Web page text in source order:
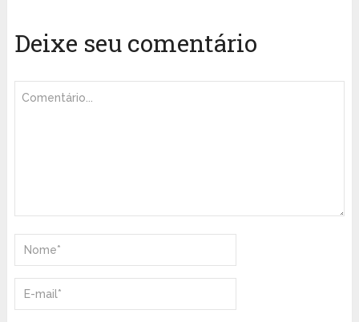
Deixe seu comentário